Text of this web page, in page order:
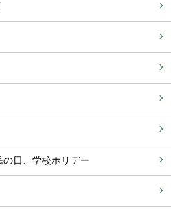
日、学校ホリデー